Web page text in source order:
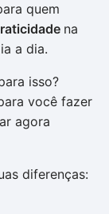
quem
na
a dia.
isso?
você fazer
agora
diferenças: